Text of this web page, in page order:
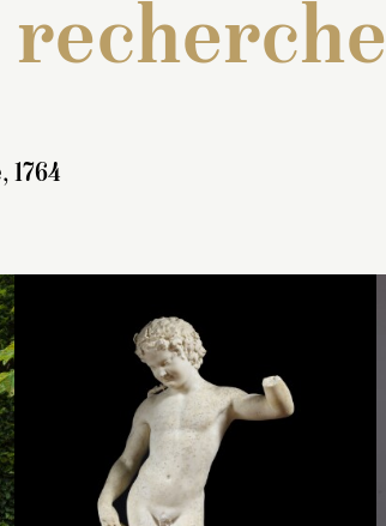
recherche
Inventaire de 1707 : « Une
statue de marbre blanc
veiné, en pied, représentant
un Baccus nud, coëffé de
grapes de raisins, avec un
Inventaire de 1707 : « Une
statue de marbre blanc, en
pied, représentant une
femme ayant les cheveux
retroussez et nouez en